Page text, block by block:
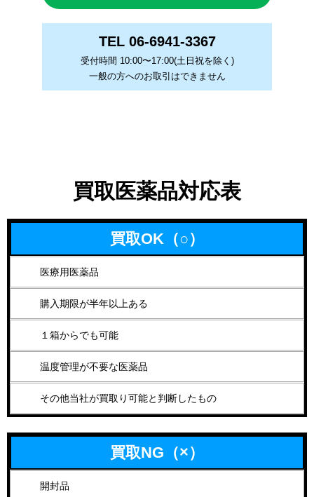
TEL 06-6941-3367
受付時間 10:00〜17:00(土日祝を除く)
一般の方へのお取引はできません
買取医薬品対応表
買取OK（○）
医療用医薬品
購入期限が半年以上ある
１箱からでも可能
温度管理が不要な医薬品
その他当社が買取り可能と判断したもの
買取NG（×）
開封品